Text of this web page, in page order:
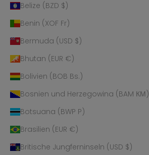
Belize (BZD $)
Benin (XOF Fr)
Bermuda (USD $)
Bhutan (EUR €)
Bolivien (BOB Bs.)
Bosnien und Herzegowina (BAM КМ)
Botsuana (BWP P)
Brasilien (EUR €)
Britische Jungferninseln (USD $)